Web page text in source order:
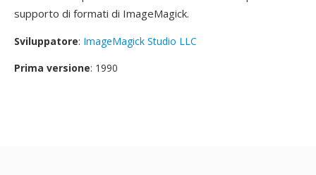
supporto di formati di ImageMagick.
Sviluppatore: ImageMagick Studio LLC
Prima versione: 1990